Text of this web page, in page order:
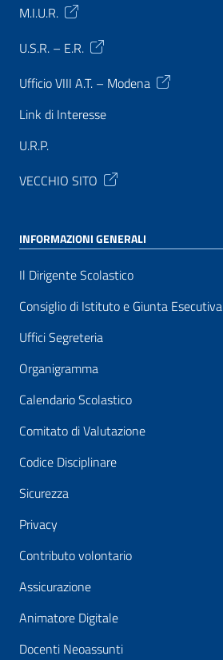
M.I.U.R.
U.S.R. – E.R.
Ufficio VIII A.T. – Modena
Link di Interesse
U.R.P.
VECCHIO SITO
INFORMAZIONI GENERALI
Il Dirigente Scolastico
Consiglio di Istituto e Giunta Esecutiva
Uffici Segreteria
Organigramma
Calendario Scolastico
Comitato di Valutazione
Codice Disciplinare
Sicurezza
Privacy
Contributo volontario
Assicurazione
Animatore Digitale
Docenti Neoassunti